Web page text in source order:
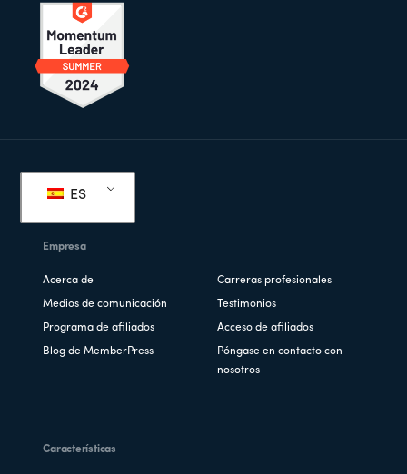
de
ES
Empresa
Acerca de Carreras profesionales
Medios de comunicación Testimonios
Programa de afiliados Acceso de afiliados
Blog de MemberPress
Póngase en contacto con
nosotros
Características